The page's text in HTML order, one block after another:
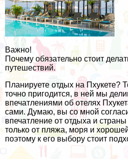
Важно!
Почему обязательно стоит
путешествий.
Планируете отдых на Пхукете?
точно пригодится, в ней мы
впечатлениями об отелях
сами. Думаю, вы со мной
впечатление от отдыха и
только от пляжа, моря и
поэтому к его выбору стоит